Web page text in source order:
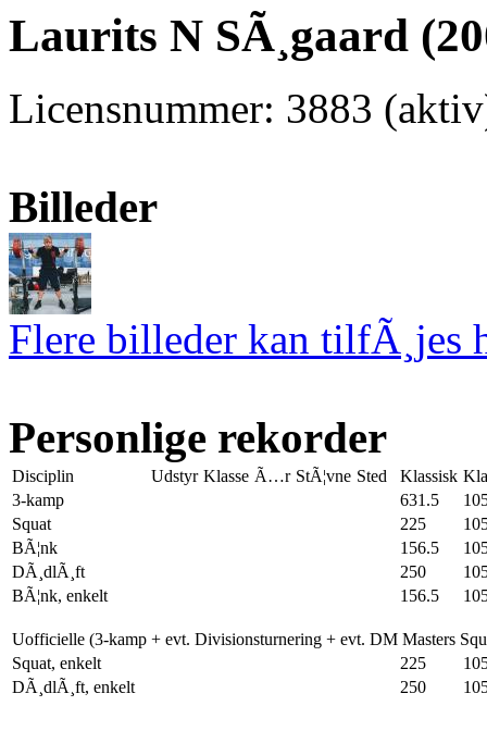
Laurits N SÃ¸gaard
Licensnummer: 3883
Billeder
Flere billeder kan tilfÃ¸jes
Personlige rekorder
Disciplin Udstyr Klasse Ã…r StÃ¦vne Sted Klassisk
3-kamp
631.5
Squat
225
BÃ¦nk
156.5
DÃ¸dlÃ¸ft
250
BÃ¦nk, enkelt
156.5
Uofficielle (3-kamp + evt. Divisionsturnering + evt. DM Masters
Squat, enkelt
225
DÃ¸dlÃ¸ft, enkelt
250